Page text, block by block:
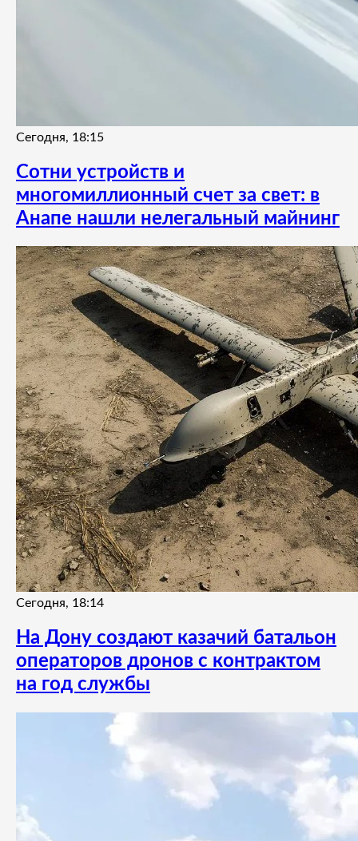
Сегодня, 18:15
Сотни устройств и
многомиллионный счет за свет: в
Анапе нашли нелегальный майнинг
Сегодня, 18:14
На Дону создают казачий батальон
операторов дронов с контрактом
на год службы